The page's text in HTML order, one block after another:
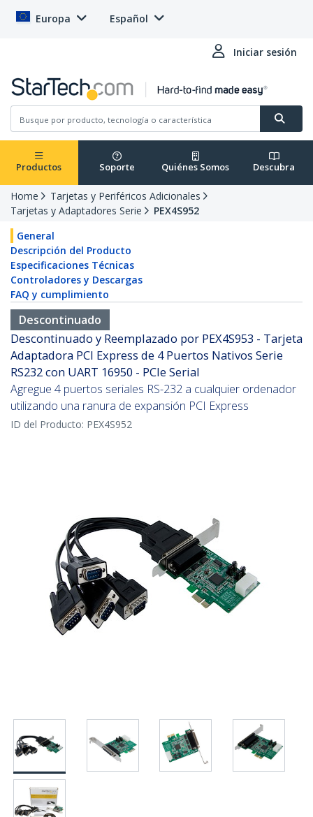
Europa Español
Iniciar sesión
Productos Soporte Quiénes Somos Descubra
Home
Tarjetas y Periféricos Adicionales
Tarjetas y Adaptadores Serie
PEX4S952
General
Descripción del Producto
Especificaciones Técnicas
Controladores y Descargas
FAQ y cumplimiento
Descontinuado
Descontinuado y Reemplazado por PEX4S953 - Tarjeta
Adaptadora PCI Express de 4 Puertos Nativos Serie
RS232 con UART 16950 - PCIe Serial
Agregue 4 puertos seriales RS-232 a cualquier ordenador
utilizando una ranura de expansión PCI Express
ID del Producto: PEX4S952